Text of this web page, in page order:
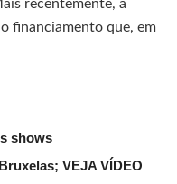
recentemente, a
financiamento que, em
shows
VEJA VÍDEO